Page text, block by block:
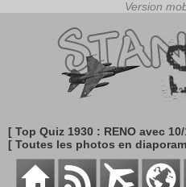
[ Top Quiz 1930 : RENO avec
[ Toutes les photos en